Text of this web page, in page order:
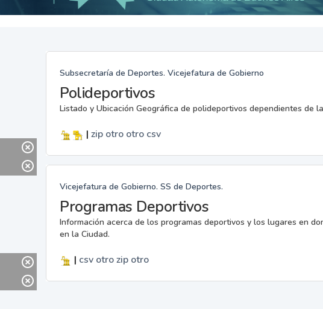
Subsecretaría de Deportes. Vicejefatura de Gobierno
Polideportivos
Listado y Ubicación Geográfica de polideportivos dependientes de
| zip otro otro csv
Vicejefatura de Gobierno. SS de Deportes.
Programas Deportivos
Información acerca de los programas deportivos y los lugares en
en la Ciudad.
| csv otrozip otro